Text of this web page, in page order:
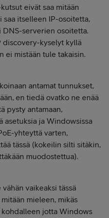
eivät saa mitään
saa itselleen IP-osoitetta,
serverien osoitetta.
discovery-kyselyt kyllä
ei mistään tule takaisin.
antamat tunnukset,
en tiedä ovatko ne enää
pysty antamaan,
asetuksia ja Windowsissa
yhteyttä varten,
tässä (kokeilin silti sitäkin,
muodostettua).
vaikeaksi tässä
mieleen, mikäs
kohdalleen jotta Windows